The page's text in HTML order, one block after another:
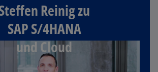
Reinig zu
SAP S/4HANA
und Cloud